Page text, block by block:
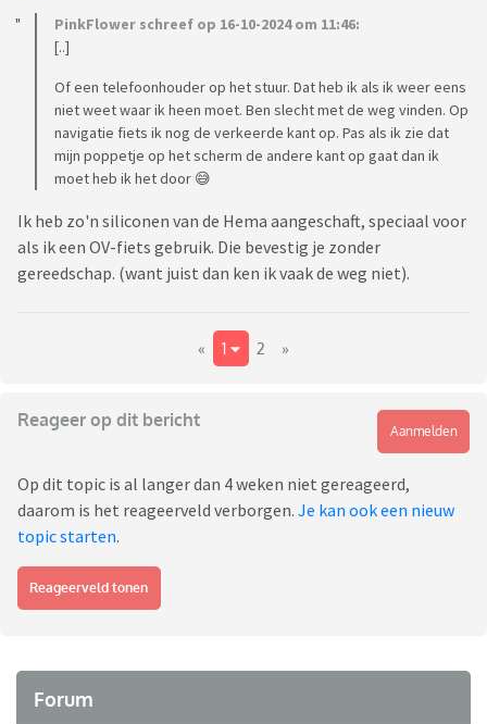
PinkFlower schreef op 16-10-2024 om 11:46:
[..]
Of een telefoonhouder op het stuur. Dat heb ik als ik weer eens
niet weet waar ik heen moet. Ben slecht met de weg vinden. Op
navigatie fiets ik nog de verkeerde kant op. Pas als ik zie dat
mijn poppetje op het scherm de andere kant op gaat dan ik
moet heb ik het door 😅
Ik heb zo'n siliconen van de Hema aangeschaft, speciaal voor
als ik een OV-fiets gebruik. Die bevestig je zonder
gereedschap. (want juist dan ken ik vaak de weg niet).
« 1 2 »
Reageer op dit bericht
Aanmelden
Op dit topic is al langer dan 4 weken niet gereageerd,
daarom is het reageerveld verborgen. Je kan ook een nieuw
topic starten.
Reageerveld tonen
Forum